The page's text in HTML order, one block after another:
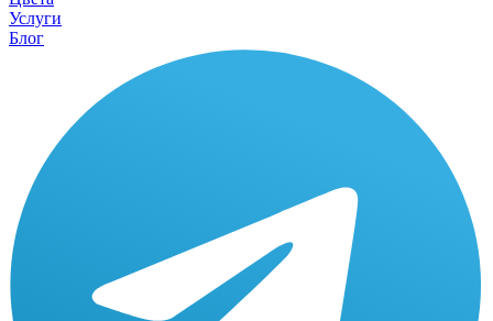
Услуги
Блог